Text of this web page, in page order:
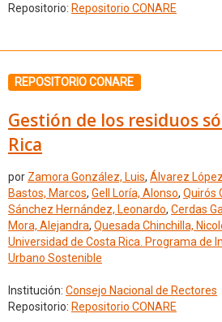
Repositorio: Repositorio CONARE
REPOSITORIO CONARE
Gestión de los residuos
Rica
por Zamora González, Luis, Álvarez
Bastos, Marcos, Gell Loría, Alonso, Quirós
Sánchez Hernández, Leonardo, Cerdas
Mora, Alejandra, Quesada Chinchilla,
Universidad de Costa Rica. Programa de
Urbano Sostenible
Institución: Consejo Nacional de Rectores
Repositorio: Repositorio CONARE